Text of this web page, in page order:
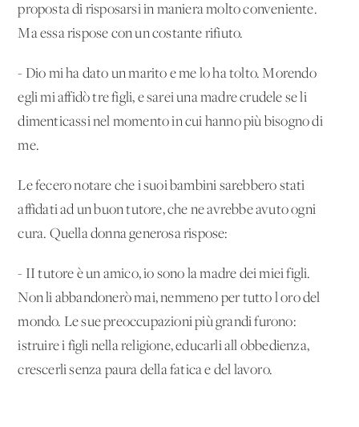
proposta di risposarsi in maniera molto conveniente.
Ma essa rispose con un costante rifiuto.
- Dio mi ha dato un marito e me lo ha tolto. Morendo
egli mi affidò tre figli, e sarei una madre crudele se li
dimenticassi nel momento in cui hanno più bisogno di
me.
Le fecero notare che i suoi bambini sarebbero stati
affidati ad un buon tutore, che ne avrebbe avuto ogni
cura. Quella donna generosa rispose:
- II tutore è un amico, io sono la madre dei miei figli.
Non li abbandonerò mai, nemmeno per tutto l'oro del
mondo. Le sue preoccupazioni più grandi furono:
istruire i figli nella religione, educarli all'obbedienza,
crescerli senza paura della fatica e del lavoro.